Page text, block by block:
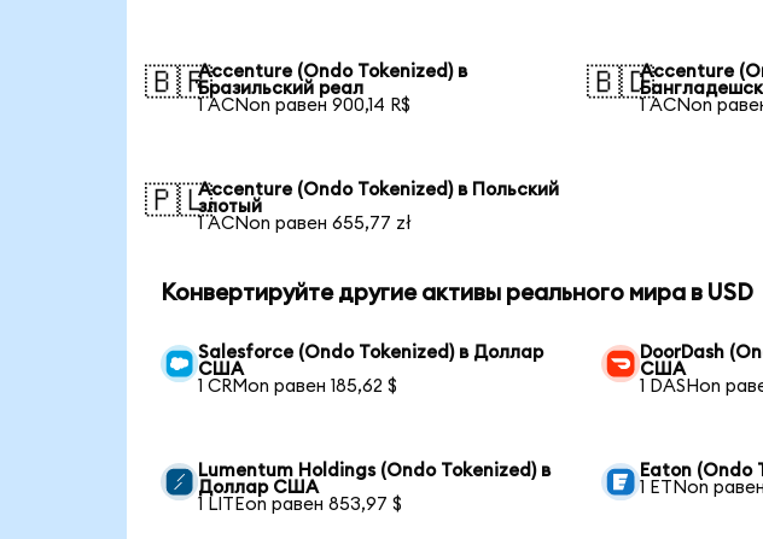
🇧🇷Accenture (Ondo Tokenized) в
Бразильский реал
1 ACNon равен 900,14 R$
🇧🇩Accenture
1 ACNon
🇵🇱Accenture (Ondo Tokenized) в Польский
злотый
1 ACNon равен 655,77 zł
Конвертируйте другие активы реального мира в USD
Salesforce (Ondo Tokenized) в Доллар
США
1 CRMon равен 185,62 $
DoorDash
США
1 DASHon
Lumentum Holdings (Ondo Tokenized) в
Доллар США
1 LITEon равен 853,97 $
Eaton
1 ETNon